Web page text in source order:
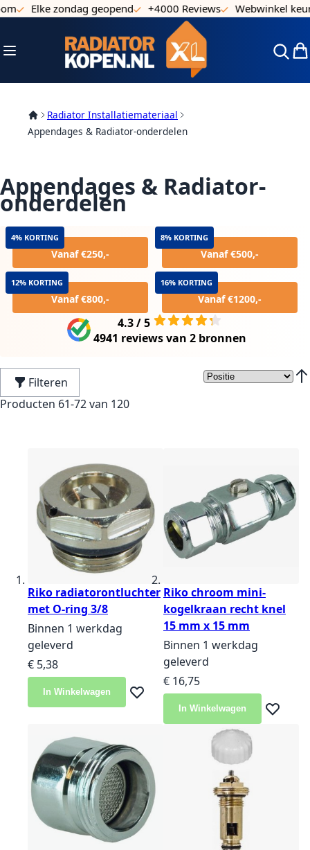
Ga naar de inhoud
Elke zondag geopend +4000 Reviews Webwinkel
Toggle Nav
Radiator Installatiemateriaal
Appendages & Radiator-onderdelen
Appendages & Radiator-
onderdelen
4% KORTING
Vanaf €250,-
8% KORTING
Vanaf €500,-
12% KORTING
Vanaf €800,-
16% KORTING
Vanaf €1200,-
4.3 / 5
4941 reviewsvan 2 bronnen
Filteren
Producten 61-72van 120
Riko radiatorontluchter
met O-ring 3/8
Binnen 1 werkdag
geleverd
€ 5,38
In Winkelwagen Voeg toe aan verlanglijst
Riko chroom mini-
kogelkraan recht knel
15 mm x 15 mm
Binnen 1 werkdag
geleverd
€ 16,75
In Winkelwagen Voeg